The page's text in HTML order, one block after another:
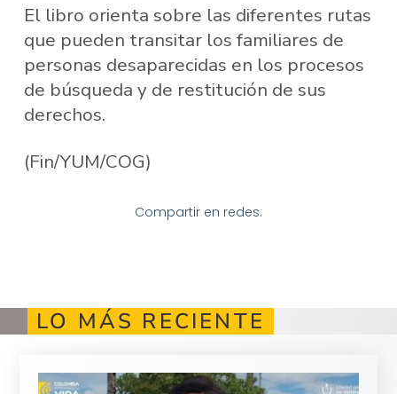
El libro orienta sobre las diferentes rutas
que pueden transitar los familiares de
personas desaparecidas en los procesos
de búsqueda y de restitución de sus
derechos.
(Fin/YUM/COG)
Compartir en redes:
LO MÁS RECIENTE